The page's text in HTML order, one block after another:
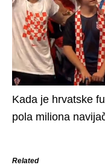
Kada je hrvatske
pola miliona
Related